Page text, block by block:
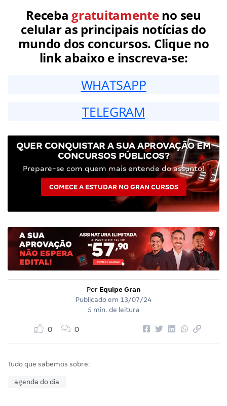
Receba gratuitamenteno seu
celular as principais notícias do
mundo dos concursos. Clique no
link abaixo e inscreva-se:
WHATSAPP
TELEGRAM
QUER CONQUISTAR A SUA APROVAÇÃO EM
CONCURSOS PÚBLICOS?
Prepare-se com quem mais entende do assunto!
COMECE A ESTUDAR NO GRAN CURSOS
Por Equipe Gran
Publicado em 13/07/24
5 min. de leitura
0 0
Tudo que sabemos sobre:
agenda do dia